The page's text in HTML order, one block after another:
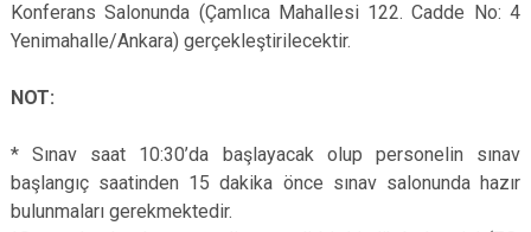
Konferans Salonunda (Çamlıca Mahallesi 122. Cadde No: 4
Yenimahalle/Ankara) gerçekleştirilecektir.
NOT:
* Sınav saat 10:30’da başlayacak olup personelin sınav
başlangıç saatinden 15 dakika önce sınav salonunda hazır
bulunmaları gerekmektedir.